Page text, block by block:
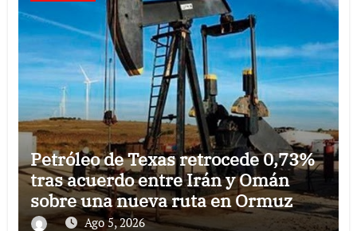
Petróleo de Texas retrocede 0,73%
tras acuerdo entre Irán y Omán
sobre una nueva ruta en Ormuz
Ago 5, 2026